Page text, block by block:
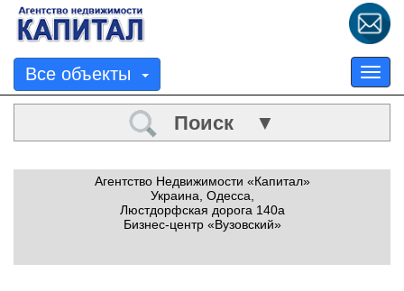
Все объекты
Поиск ▼
Агентство Недвижимости «Капитал»
Украина, Одесса,
Люстдорфская дорога 140а
Бизнес-центр «Вузовский»